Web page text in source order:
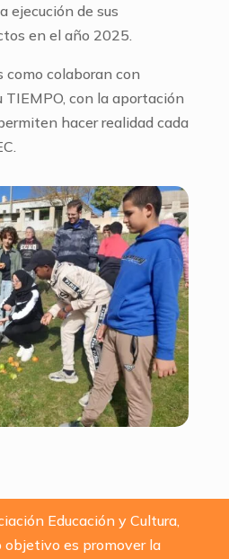
ejecución de sus
en el año 2025.
colaboran con
TIEMPO, con la aportación
hacer realidad cada
Educación y Cultura,
objetivo es promover la